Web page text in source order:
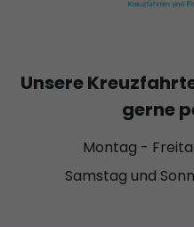
Unsere
gerne
Montag -
Samstag und